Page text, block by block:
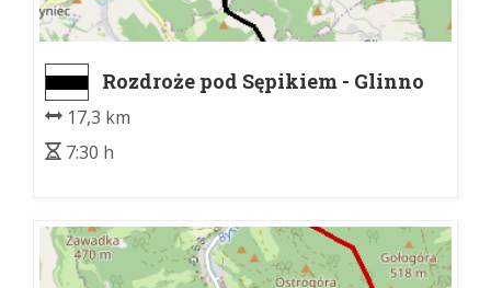
Rozdroże pod Sępikiem - Glinno
17,3 km
7:30 h